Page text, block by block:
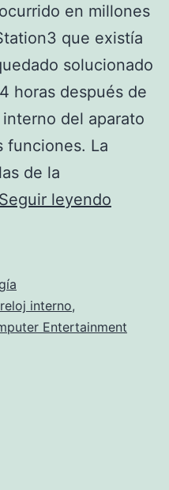
en millones
que existía
solucionado
horas después de
del aparato
funciones. La
de la
Seguir leyendo
interno,
Entertainment